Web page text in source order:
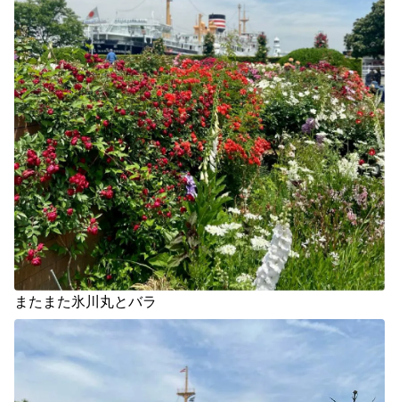
またまた氷川丸とバラ